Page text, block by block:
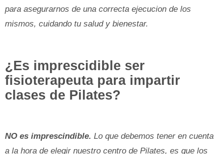
para asegurarnos de una correcta ejecucion de los
mismos, cuidando tu salud y bienestar.
¿Es imprescidible ser
fisioterapeuta para impartir
clases de Pilates?
NO es imprescindible. Lo que debemos tener en cuenta
a la hora de elegir nuestro centro de Pilates, es que los